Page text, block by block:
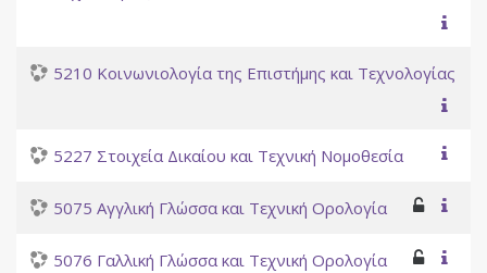
5210 Κοινωνιολογία της Επιστήμης και Τεχνολογίας
5227 Στοιχεία Δικαίου και Τεχνική Νομοθεσία
5075 Αγγλική Γλώσσα και Τεχνική Ορολογία
5076 Γαλλική Γλώσσα και Τεχνική Ορολογία